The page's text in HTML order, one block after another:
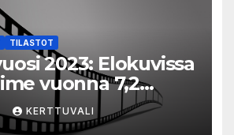
TILASTOT
2023: Elokuvissa
vuonna 7,2
kertaa ympäri
KERTTUVALI